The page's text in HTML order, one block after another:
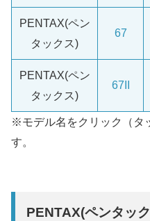
PENTAX(ペン
タックス)
67
PENTAX(ペン
タックス)
67II
※モデル名をクリック（タ
す。
PENTAX(ペンタッ